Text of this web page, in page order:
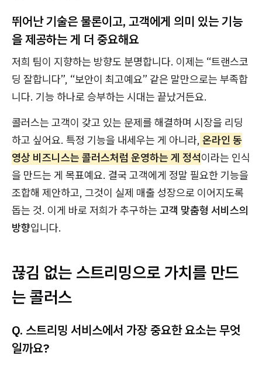
뛰어난 기술은 물론이고, 고객에게 의미 있는 기능
을 제공하는 게 더 중요해요
저희 팀이 지향하는 방향도 분명합니다. 이제는 “트랜스코
딩 잘합니다”, “보안이 최고예요” 같은 말만으로는 부족합
니다. 기능 하나로 승부하는 시대는 끝났거든요.
콜러스는 고객이 갖고 있는 문제를 해결하며 시장을 리딩
하고 싶어요. 특정 기능을 내세우는 게 아니라, 온라인 동
영상 비즈니스는 콜러스처럼 운영하는 게 정석이라는 인식
을 만드는 게 목표예요. 결국 고객에게 정말 필요한 기능을
조합해 제안하고, 그것이 실제 매출 성장으로 이어지도록
돕는 것. 이게 바로 저희가 추구하는 고객 맞춤형 서비스의
방향입니다.
끊김 없는 스트리밍으로 가치를 만드
는 콜러스
Q. 스트리밍 서비스에서 가장 중요한 요소는 무엇
일까요?